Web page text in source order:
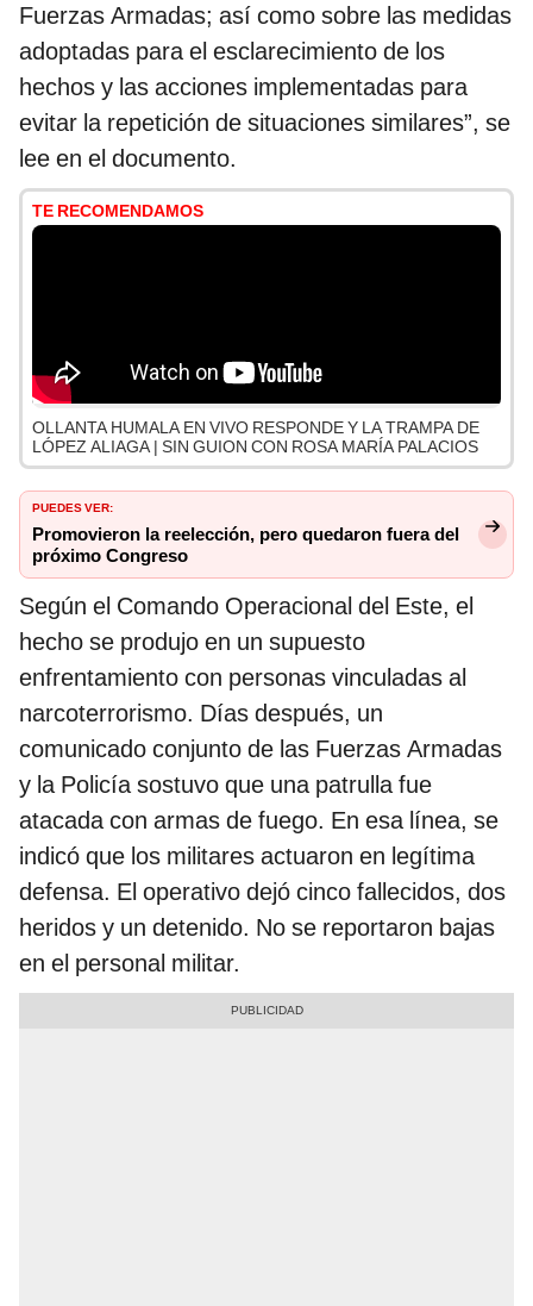
Fuerzas Armadas; así como sobre las medidas
adoptadas para el esclarecimiento de los
hechos y las acciones implementadas para
evitar la repetición de situaciones similares”, se
lee en el documento.
TE RECOMENDAMOS
OLLANTA HUMALA EN VIVO RESPONDE Y LA TRAMPA DE
LÓPEZ ALIAGA | SIN GUION CON ROSA MARÍA PALACIOS
PUEDES VER:
Promovieron la reelección, pero quedaron fuera del
próximo Congreso
Según el Comando Operacional del Este, el
hecho se produjo en un supuesto
enfrentamiento con personas vinculadas al
narcoterrorismo. Días después, un
comunicado conjunto de las Fuerzas Armadas
y la Policía sostuvo que una patrulla fue
atacada con armas de fuego. En esa línea, se
indicó que los militares actuaron en legítima
defensa. El operativo dejó cinco fallecidos, dos
heridos y un detenido. No se reportaron bajas
en el personal militar.